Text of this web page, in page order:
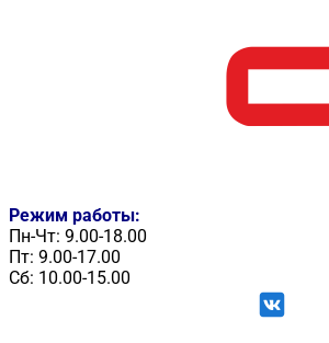
Режим работы:
Пн-Чт: 9.00-18.00
Пт: 9.00-17.00
Сб: 10.00-15.00